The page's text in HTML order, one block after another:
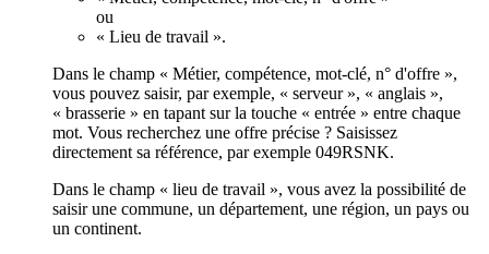
ou
« Lieu de travail ».
Dans le champ « Métier, compétence, mot-clé, n° d'offre »,
vous pouvez saisir, par exemple, « serveur », « anglais »,
« brasserie » en tapant sur la touche « entrée » entre chaque
mot. Vous recherchez une offre précise ? Saisissez
directement sa référence, par exemple 049RSNK.
Dans le champ « lieu de travail », vous avez la possibilité de
saisir une commune, un département, une région, un pays ou
un continent.